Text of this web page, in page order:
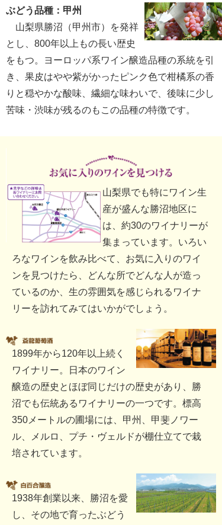
ぶどう品種：甲州
山梨県勝沼（甲州市）を発祥
とし、800年以上もの長い歴史
をもつ。ヨーロッパ系ワイン醸造品種の系統を引
き、果皮はやや紫がかったピンク色で柑橘系の香
りと穏やかな酸味、繊細な味わいで、後味に少し
苦味・渋味が残るのもこの品種の特徴です。
山梨県でも特にワイン生
産が盛んな勝沼地区に
は、約30のワイナリーが
集まっています。いろい
ろなワインを飲み比べて、お気に入りのワイ
ンを見つけたら、どんな所でどんな人が造っ
ているのか、生の雰囲気を感じられるワイナ
リーを訪れてみてはいかがでしょう。
1899年から120年以上続く
ワイナリー。日本のワイン
醸造の歴史とほぼ同じだけの歴史があり、勝
沼でも伝統あるワイナリーの一つです。標高
350メートルの圃場には、甲州、甲斐ノワー
ル、メルロ、プチ・ヴェルドが棚仕立てで栽
培されています。
1938年創業以来、勝沼を愛
し、その地で育ったぶどう